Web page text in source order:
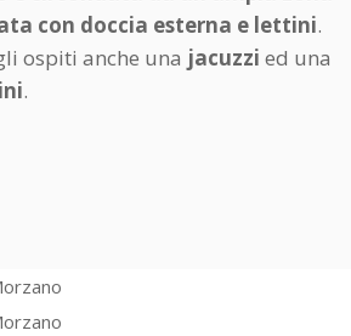
con doccia esterna e lettini.
ospiti anche una jacuzzi ed una
.